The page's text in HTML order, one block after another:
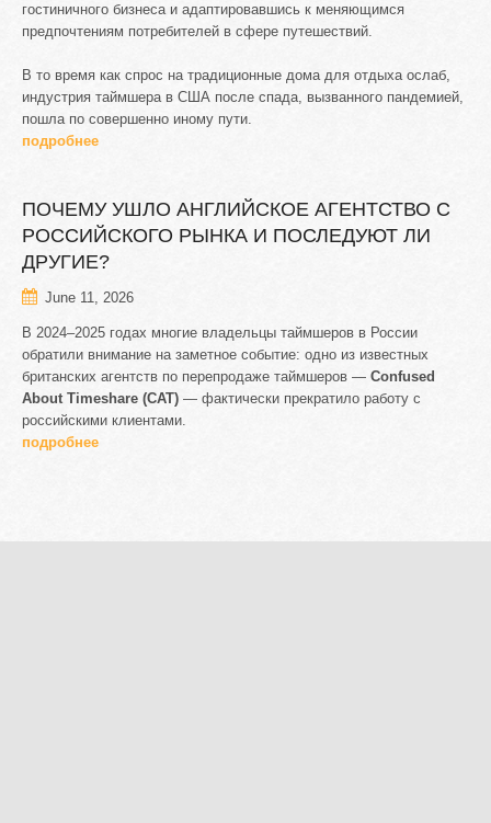
гостиничного бизнеса и адаптировавшись к меняющимся
предпочтениям потребителей в сфере путешествий.
В то время как спрос на традиционные дома для отдыха ослаб,
индустрия таймшера в США после спада, вызванного пандемией,
пошла по совершенно иному пути.
подробнее
ПОЧЕМУ УШЛО АНГЛИЙСКОЕ АГЕНТСТВО С
РОССИЙСКОГО РЫНКА И ПОСЛЕДУЮТ ЛИ
ДРУГИЕ?
June 11, 2026
В 2024–2025 годах многие владельцы таймшеров в России
обратили внимание на заметное событие: одно из известных
британских агентств по перепродаже таймшеров — Confused
About Timeshare (CAT) — фактически прекратило работу с
российскими клиентами.
подробнее